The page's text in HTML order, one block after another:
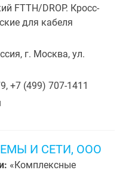
FTTH/DROP. Кросс-
для кабеля
г. Москва, ул.
+7 (499) 707-1411
И СЕТИ, ООО
«Комплексные